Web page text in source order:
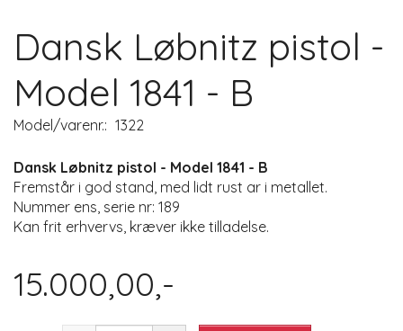
Dansk Løbnitz pistol -
Model 1841 - B
Model/varenr.: 1322
Dansk Løbnitz pistol - Model 1841 - B
Fremstår i god stand, med lidt rust ar i metallet.
Nummer ens, serie nr: 189
Kan frit erhvervs, kræver ikke tilladelse.
15.000,00,-